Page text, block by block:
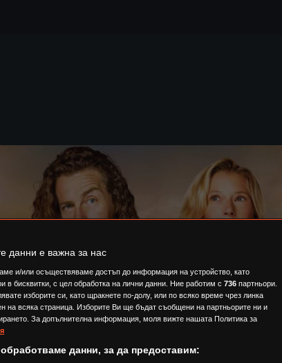
данни е важна за нас
и/или осъществяваме достъп до информация на устройство, като
в бисквитки, с цел обработка на лични данни. Ние работим с 736 партньори.
изборите си, като щракнете по-долу, или по всяко време чрез линка
на всяка страница. Изборите Ви ще бъдат съобщени на партньорите ни и
За допълнителна информация, моля вижте нашата Политика за
данни, за да предоставим: